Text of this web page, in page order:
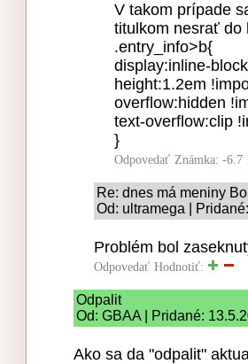
V takom prípade
titulkom nesrať do
.entry_info>b{
display:inline-
height:1.2em
overflow:hidden
text-overflow:clip
}
Odpovedať Známka: -6.7
Re: dnes má meniny
Od: ultramega |
Problém bol
Odpovedať Hodnotiť:
Odpalit
Od: GBAA | Pridané:
Ako sa da "odpalit"